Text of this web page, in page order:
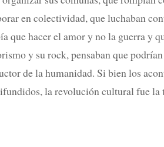
en colectividad, que luchaban
que hacer el amor y no la guerra y
y su rock, pensaban que
de la humanidad. Si bien los
la revolución cultural fue la